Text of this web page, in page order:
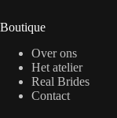
Boutique
Over ons
Het atelier
Real Brides
Contact